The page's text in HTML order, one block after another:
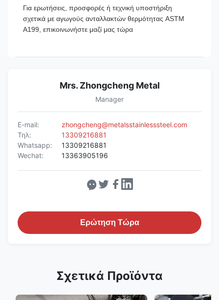
Για ερωτήσεις, προσφορές ή τεχνική υποστήριξη
σχετικά με αγωγούς ανταλλακτών θερμότητας ASTM
A199, επικοινωνήστε μαζί μας τώρα
Mrs. Zhongcheng Metal
Manager
E-mail:
zhongcheng@metalsstainlesssteel.com
Τηλ:
13309216881
Whatsapp:
13309216881
Wechat:
13363905196
Ερώτηση Τώρα
Σχετικά Προϊόντα